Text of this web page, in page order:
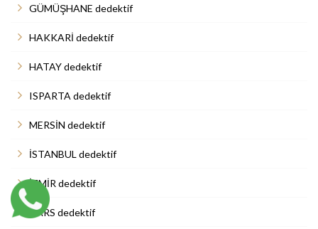
GÜMÜŞHANE dedektif
HAKKARİ dedektif
HATAY dedektif
ISPARTA dedektif
MERSİN dedektif
İSTANBUL dedektif
İZMİR dedektif
KARS dedektif